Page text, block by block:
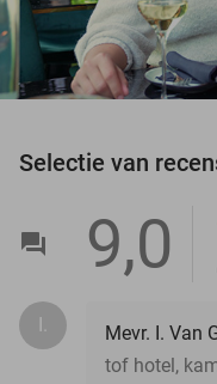
Selectie van
9,0
I.
Mevr. I. Van
tof hotel,